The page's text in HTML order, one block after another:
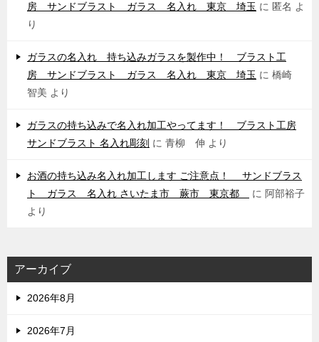
房 サンドブラスト ガラス 名入れ 東京 埼玉 に 匿名 よ
り
ガラスの名入れ 持ち込みガラスを製作中！ ブラスト工
房 サンドブラスト ガラス 名入れ 東京 埼玉 に 橋崎
智美 より
ガラスの持ち込みで名入れ加工やってます！ ブラスト工房
サンドブラスト 名入れ彫刻 に 青柳 伸 より
お酒の持ち込み名入れ加工します ご注意点！ サンドブラス
ト ガラス 名入れ さいたま市 蕨市 東京都
に 阿部裕子
より
アーカイブ
2026年8月
2026年7月